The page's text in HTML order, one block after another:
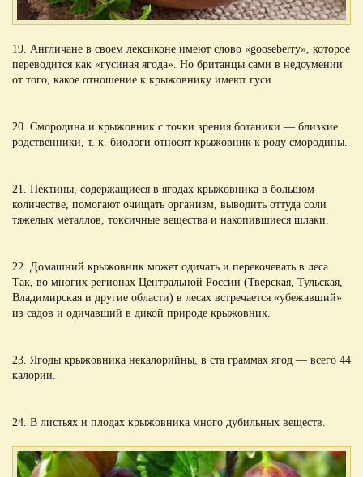
19. Англичане в своем лексиконе имеют слово «gooseberry», которое
переводится как «гусиная ягода». Но британцы сами в недоумении
от того, какое отношение к крыжовнику имеют гуси.
20. Смородина и крыжовник с точки зрения ботаники — близкие
родственники, т. к. биологи относят крыжовник к роду смородины.
21. Пектины, содержащиеся в ягодах крыжовника в большом
количестве, помогают очищать организм, выводить оттуда соли
тяжелых металлов, токсичные вещества и накопившиеся шлаки.
22. Домашний крыжовник может одичать и перекочевать в леса.
Так, во многих регионах Центральной России (Тверская, Тульская,
Владимирская и другие области) в лесах встречается «убежавший»
из садов и одичавший в дикой природе крыжовник.
23. Ягоды крыжовника некалорийны, в ста граммах ягод — всего 44
калории.
24. В листьях и плодах крыжовника много дубильных веществ.